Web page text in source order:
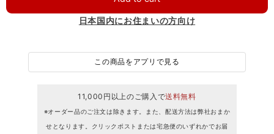
日本国内にお住まいの方向け
この商品をアプリで見る
11,000円以上のご購入で送料無料
※オーダー品のご注文は除きます。また、配送方法は弊社おまか
せとなります。クリックポストまたは宅急便のいずれかでお届